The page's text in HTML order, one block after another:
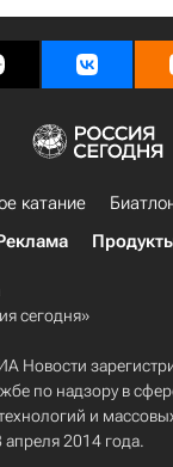
катание
сегодня»
Новости
по надзору в
и
2014 года.